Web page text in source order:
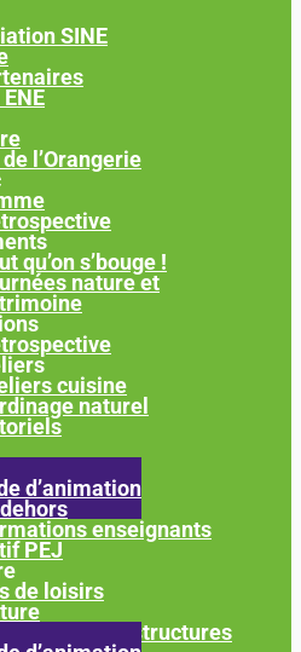
SINE
de l’Orangerie
qu’on s’bouge !
nature et
cuisine
naturel
d’animation
enseignants
PEJ
de loisirs
pour vos structures